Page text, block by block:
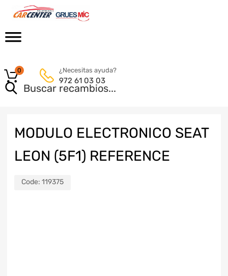
¿Necesitas ayuda?
972 61 03 03
0
MODULO ELECTRONICO SEAT
LEON (5F1) REFERENCE
Code: 119375